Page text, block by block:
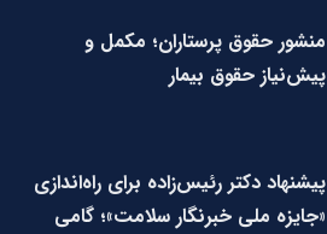
منشور حقوق پرستاران؛ مکمل و
پیش‌نیاز حقوق بیمار
پیشنهاد دکتر رئیس‌زاده برای راه‌اندازی
«جایزه ملی خبرنگار سلامت»؛ گامی